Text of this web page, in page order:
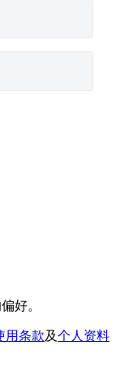
好。
用条款及个人资料